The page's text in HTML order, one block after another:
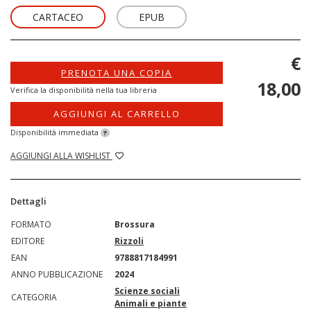
CARTACEO EPUB
PRENOTA UNA COPIA
Verifica la disponibilità nella tua libreria
AGGIUNGI AL CARRELLO
Disponibilità immediata ?
AGGIUNGI ALLA WISHLIST
€
18,00
Dettagli
FORMATO
Brossura
EDITORE
Rizzoli
EAN
9788817184991
ANNO PUBBLICAZIONE
2024
CATEGORIA
Scienze sociali
Animali e piante